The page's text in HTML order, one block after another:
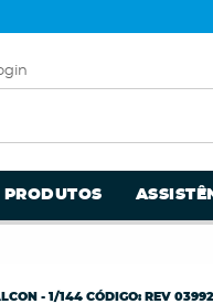
PRODUTOS
- 1/144 CÓDIGO: REV 03992